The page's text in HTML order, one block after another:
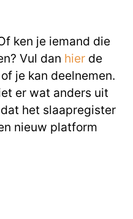
ken je iemand die
Vul dan hier de
je kan deelnemen.
er wat anders uit
het slaapregister
nieuw platform